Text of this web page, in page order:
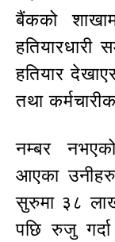
बैंकको
हतियारधारी
हतियार
तथा
नम्बर
आएका
सुरुमा ३८
पछि रुजु